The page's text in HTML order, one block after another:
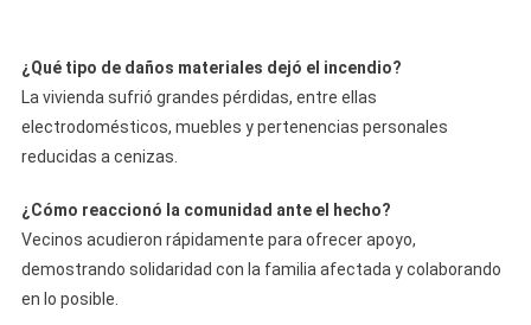
¿Qué tipo de daños materiales dejó el incendio?
La vivienda sufrió grandes pérdidas, entre ellas
electrodomésticos, muebles y pertenencias personales
reducidas a cenizas.
¿Cómo reaccionó la comunidad ante el hecho?
Vecinos acudieron rápidamente para ofrecer apoyo,
demostrando solidaridad con la familia afectada y colaborando
en lo posible.